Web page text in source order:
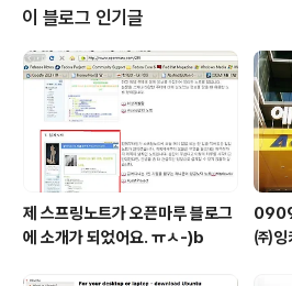
면 쇼킹하면서 재밌는걸로 - 하지만 가능성 희박
투하기 1000개를 받으면] 8월 달 미친님들이 제..
이 블로그 인기글
제 스프링노트가 오픈마루 블로그
에 소개가 되었어요. ㅠㅅ-)b
㈜잉